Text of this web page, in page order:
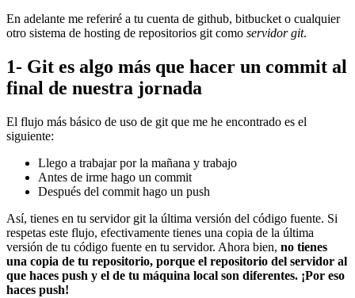
En adelante me referiré a tu cuenta de github, bitbucket o cualquier
otro sistema de hosting de repositorios git como servidor git.
1- Git es algo más que hacer un commit al
final de nuestra jornada
El flujo más básico de uso de git que me he encontrado es el
siguiente:
Llego a trabajar por la mañana y trabajo
Antes de irme hago un commit
Después del commit hago un push
Así, tienes en tu servidor git la última versión del código fuente. Si
respetas este flujo, efectivamente tienes una copia de la última
versión de tu código fuente en tu servidor. Ahora bien, no tienes
una copia de tu repositorio, porque el repositorio del servidor al
que haces push y el de tu máquina local son diferentes. ¡Por eso
haces push!